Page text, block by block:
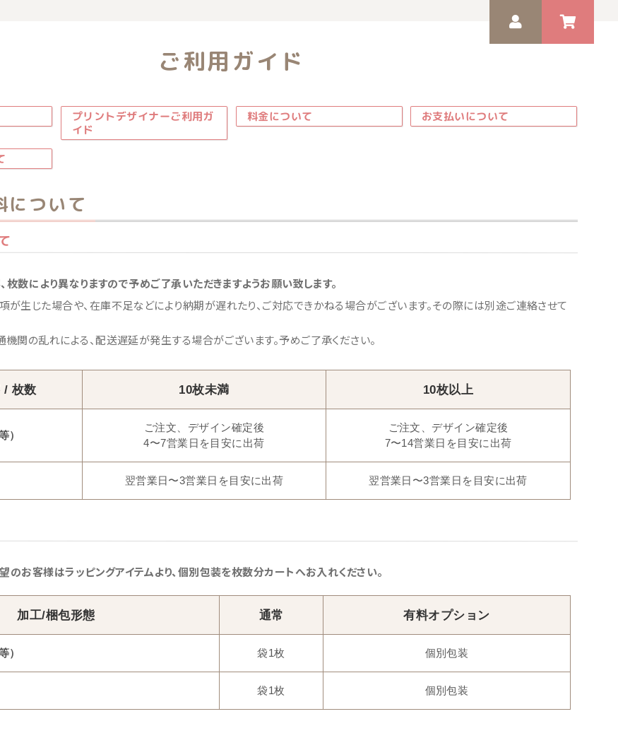
ご利用ガイド
プリントデザイナーご利用ガ
イド
料金について お支払いについて
について
数により異なりますので予めご了承いただきますようお願い致します。
が生じた場合や、在庫不足などにより納期が遅れたり、ご対応できかねる場合がございます。その際には別途ご連絡させて
関の乱れによる、配送遅延が発生する場合がございます。予めご了承ください。
/ 枚数 10枚未満 10枚以上
）
ご注文、デザイン確定後
4〜7営業日を目安に出荷
ご注文、デザイン確定後
7〜14営業日を目安に出荷
翌営業日〜3営業日を目安に出荷 翌営業日〜3営業日を目安に出荷
のお客様はラッピングアイテムより、個別包装を枚数分カートへお入れください。
加工/梱包形態 通常 有料オプション
） 袋1枚 個別包装
袋1枚 個別包装